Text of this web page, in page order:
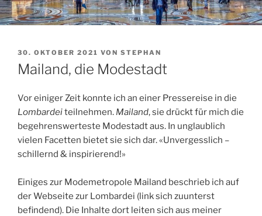
VERÖFFENTLICHT
AM
30. OKTOBER 2021 VON STEPHAN
Mailand, die Modestadt
Vor einiger Zeit konnte ich an einer Pressereise in die
Lombardeiteilnehmen. Mailand, sie drückt für mich die
begehrenswerteste Modestadt aus. In unglaublich
vielen Facetten bietet sie sich dar. «Unvergesslich –
schillernd & inspirierend!»
Einiges zur Modemetropole Mailand beschrieb ich auf
der Webseite zur Lombardei (link sich zuunterst
befindend). Die Inhalte dort leiten sich aus meiner